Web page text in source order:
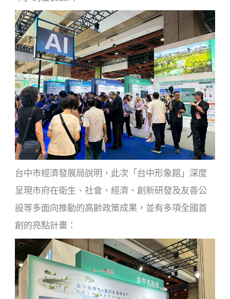
台中市經濟發展局說明，此次「台中形象館」深度
呈現市府在衛生、社會、經濟、創新研發及友善公
設等多面向推動的高齡政策成果，並有多項全國首
創的亮點計畫：